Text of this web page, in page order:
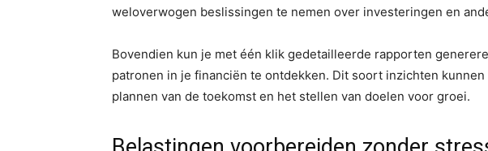
weloverwogen beslissingen te nemen over investeringen en
Bovendien kun je met één klik gedetailleerde rapporten
patronen in je financiën te ontdekken. Dit soort inzichten
plannen van de toekomst en het stellen van doelen voor groei.